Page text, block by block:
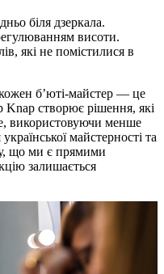
біля дзеркала.
висоти.
які не помістилися в
б’юті-майстер — це
створює рішення, які
використовуючи менше
майстерності та
що ми є прямими
залишається